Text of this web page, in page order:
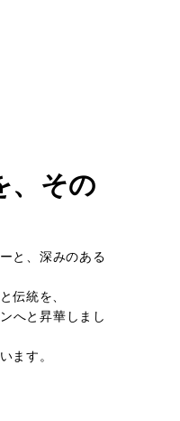
、その
と、深みのある
伝統を、
へと昇華しまし
ます。